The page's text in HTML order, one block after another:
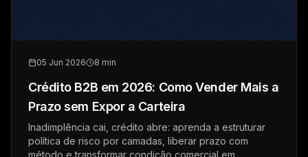
05 Jun 2026 8 min
Crédito B2B em 2026: Como Vender Mais a
Prazo sem Expor a Carteira
Inadimplência cai, crédito abre: aprenda a estruturar
política de risco por camadas, liberar prazo com
método e transformar condição comercial em